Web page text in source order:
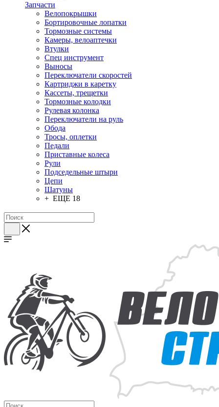
Запчасти
Велопокрышки
Бортировочные лопатки
Тормозные системы
Камеры, велоаптечки
Втулки
Спец инструмент
Выносы
Переключатели скоростей
Картриджи в каретку
Кассеты, трещетки
Тормозные колодки
Рулевая колонка
Переключатели на руль
Обода
Тросы, оплетки
Педали
Приставные колеса
Рули
Подседельные штыри
Цепи
Шатуны
+ ЕЩЕ 18